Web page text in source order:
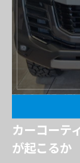
のいく選択に
コーテ
いとは
カーコーテ
が起こるか